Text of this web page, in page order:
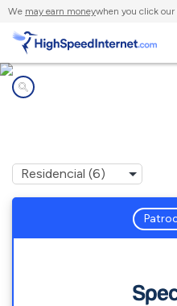
We may earn moneywhen you click our